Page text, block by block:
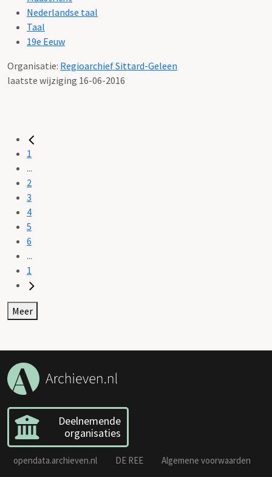
Nederlandse taal
Taal
19e Eeuw
Organisatie: Regioarchief Sittard-Geleen
laatste wijziging 16-06-2016
1
...
2
3
4
5
6
...
1
Meer
Deelnemende
organisaties
opendata.archieven.nl DE REE
Algemene voorwaarden